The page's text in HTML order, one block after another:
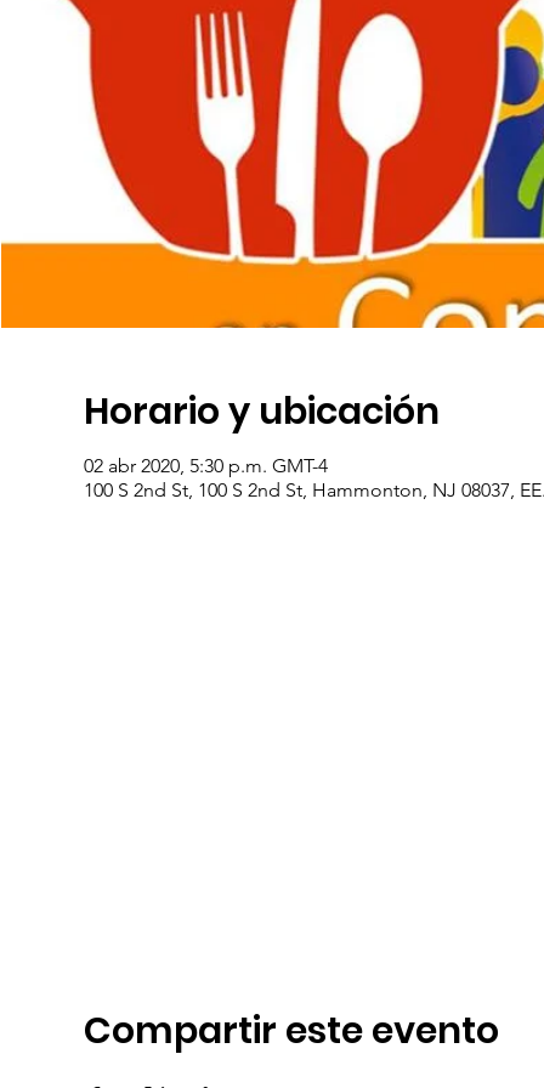
Horario y ubicación
02 abr 2020, 5:30 p.m. GMT-4
100 S 2nd St, 100 S 2nd St, Hammonton, NJ 08037,
Compartir este evento